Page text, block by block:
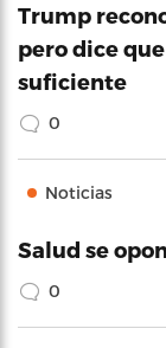
Trump
pero dice
suficiente
0
Noticias
Salud se
0